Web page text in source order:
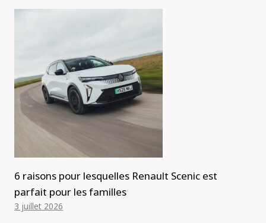
6 raisons pour lesquelles Renault Scenic est
parfait pour les familles
3 juillet 2026